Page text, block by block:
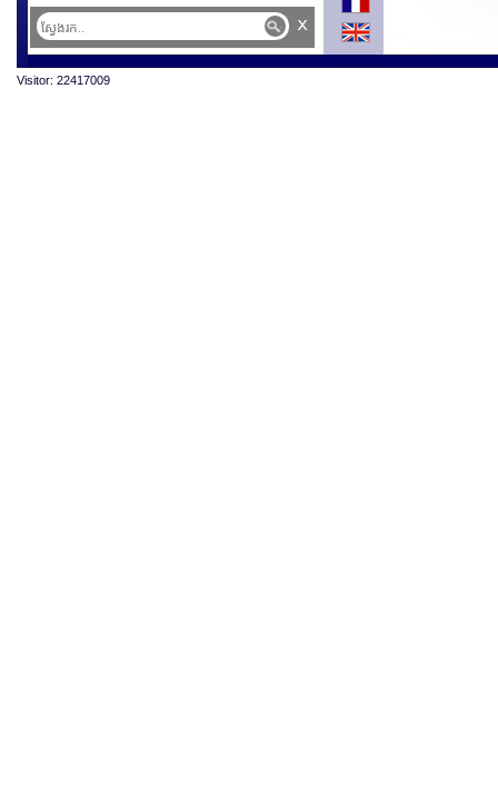
NOBOA AZÍN ប្រធានាធិបតីនៃសាធារណរដ្ឋអេក្វាឌ័រ
ព្រះរាជសារផ្ញើជូន ឯកឧត្តម KAROL NAWROCKI
ប្រធានាធិបតីនៃសាធារណរដ្ឋប៉ូឡូញ
x
Visitor: 22417009